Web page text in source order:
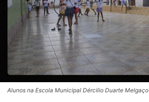
Alunos na Escola Municipal Dércilio Duarte Melgaço